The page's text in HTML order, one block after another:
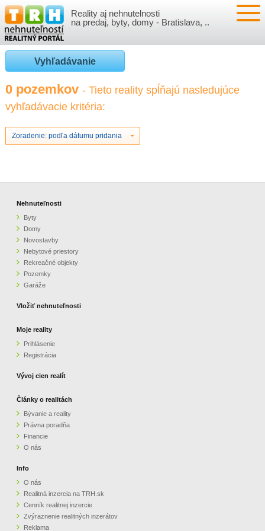
Reality aj nehnutelnosti
na predaj, byty, domy - Bratislava, ..
NEHNUTEĽNOSTI
BYTY
NOVOSTAVBY
NEBYTOVÉ PRIESTORY
GARÁŽE
VLOŽIŤ NEHNUTEĽNOSTI
PRIHLÁSENIE
REGISTRÁCIA
VÝVOJ CIEN REALÍT
ČLÁNKY O REALITÁCH
O NÁS
CENNÍK REALITNEJ INZERCIE
ZVÝRAZNENIE REALITNÝCH INZERÁTOV
PARTNERI
OBCHODNÉ PODMIENKY
KONTAKT
Vyhľadávanie
0 pozemkov - Tieto reality spĺňajú nasledujúce
vyhľadávacie kritéria:
Zoradenie: podľa dátumu pridania
Nehnuteľnosti
Byty
Domy
Novostavby
Nebytové priestory
Rekreačné objekty
Pozemky
Garáže
Vložiť nehnuteľnosti
Moje reality
Prihlásenie
Registrácia
Vývoj cien realít
Články o realitách
Bývanie a reality
Právna poradňa
Financie
O nás
Info
O nás
Realitná inzercia na TRH.sk
Cenník realitnej inzercie
Zvýraznenie realitných inzerátov
Reklama